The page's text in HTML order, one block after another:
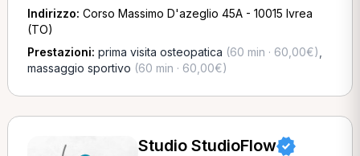
Indirizzo: Corso Massimo D'azeglio 45A - 10015 Ivrea
(TO)
Prestazioni: prima visita osteopatica (60 min · 60,00€)
massaggio sportivo (60 min · 60,00€)
Studio StudioFlow